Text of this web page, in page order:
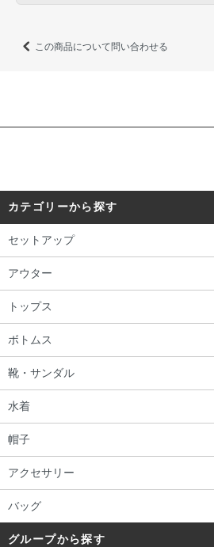
この商品について問い合わせる
カテゴリーから探す
セットアップ
アウター
トップス
ボトムス
靴・サンダル
水着
帽子
アクセサリー
バッグ
グループから探す